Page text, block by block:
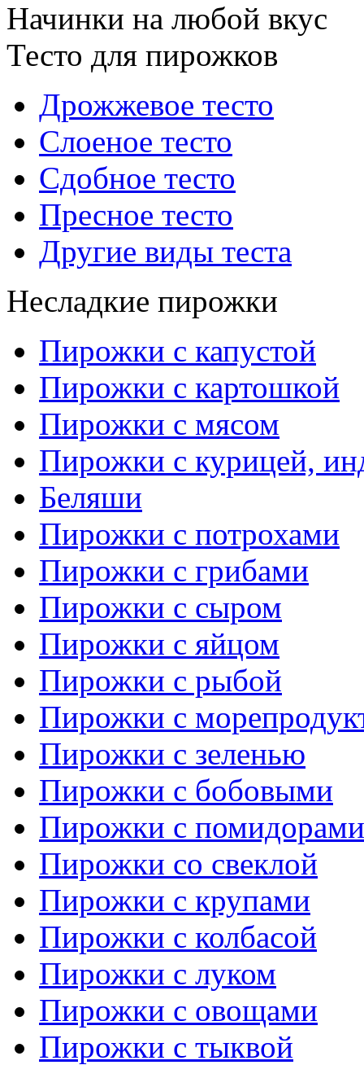
Начинки на любой вкус
Тесто для пирожков
Дрожжевое тесто
Слоеное тесто
Сдобное тесто
Пресное тесто
Другие виды теста
Несладкие пирожки
Пирожки с капустой
Пирожки с картошкой
Пирожки с мясом
Пирожки с курицей,
Беляши
Пирожки с потрохами
Пирожки с грибами
Пирожки с сыром
Пирожки с яйцом
Пирожки с рыбой
Пирожки с
Пирожки с зеленью
Пирожки с бобовыми
Пирожки с помидорами
Пирожки со свеклой
Пирожки с крупами
Пирожки с колбасой
Пирожки с луком
Пирожки с овощами
Пирожки с тыквой